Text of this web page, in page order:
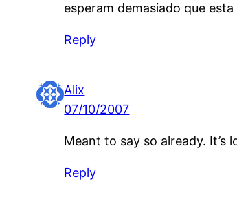
esperam demasiado que
Reply
Alix
07/10/2007
Meant to say so already.
Reply